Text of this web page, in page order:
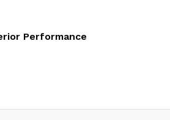
Performance